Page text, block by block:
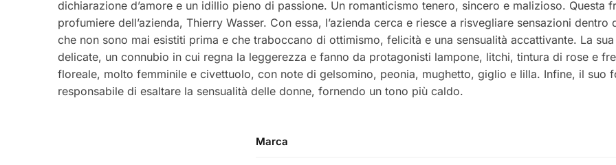
dichiarazione d’amore e un idillio pieno di passione. Un romanticismo tenero, sincero e malizioso. Questa
profumiere dell’azienda, Thierry Wasser. Con essa, l’azienda cerca e riesce a risvegliare sensazioni
che non sono mai esistiti prima e che traboccano di ottimismo, felicità e una sensualità accattivante. La
delicate, un connubio in cui regna la leggerezza e fanno da protagonisti lampone, litchi, tintura di rose e
floreale, molto femminile e civettuolo, con note di gelsomino, peonia, mughetto, giglio e lilla. Infine, il suo
responsabile di esaltare la sensualità delle donne, fornendo un tono più caldo.
Marca